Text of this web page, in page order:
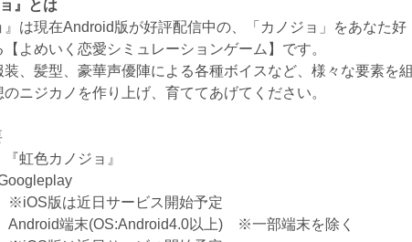
』とは
』は現在Android版が好評配信中の、「カノジョ」をあなた好
よめいく恋愛シミュレーションゲーム】です。
装、髪型、豪華声優陣による各種ボイスなど、様々な要素を組
ニジカノを作り上げ、育ててあげてください。
色カノジョ』
日サービス開始予定
端末(OS:Android4.0以上) ※一部端末を除く